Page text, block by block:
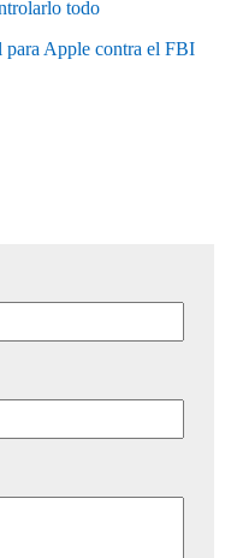
todo
para Apple contra el FBI